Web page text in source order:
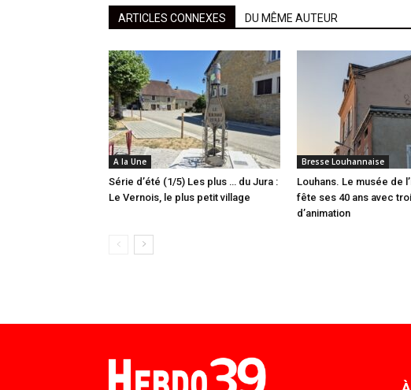
ARTICLES CONNEXES DU MÊME AUTEUR
A la Une
Série d’été (1/5) Les plus … du Jura :
Le Vernois, le plus petit village
Bresse Louhannaise
Louhans. Le musée de
fête ses 40 ans avec
d’animation